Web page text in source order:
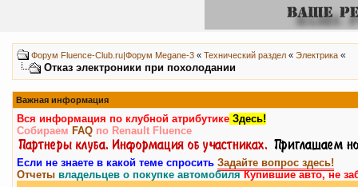
Форум Fluence-Club.ru|Форум Megane-3 « Технический раздел « Электрика «
Отказ электроники при похолодании
Важная информация
Вся информация по клубной атрибутике Здесь!
Собираем FAQ по Renault Fluence
Если не знаете в какой теме спросить Задайте вопрос здесь!
Отчеты владельцев о покупке автомобиляКупившие авто, не